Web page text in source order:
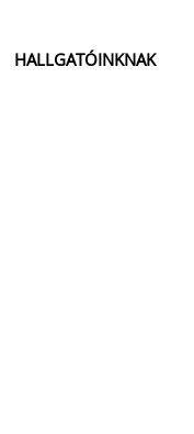
HALLGATÓINKNAK